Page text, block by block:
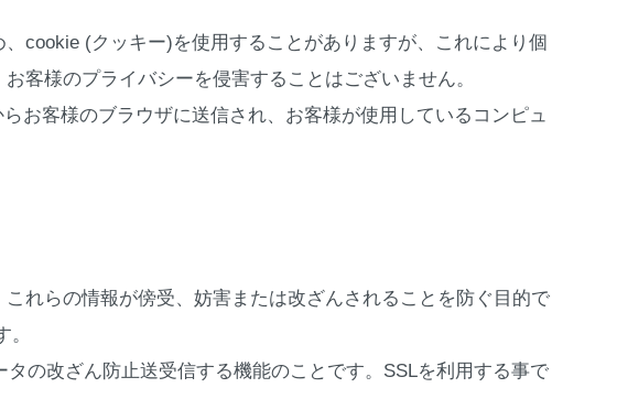
cookie (クッキー)を使用することがありますが、これにより個
客様のプライバシーを侵害することはございません。
お客様のブラウザに送信され、お客様が使用しているコンピュ
れらの情報が傍受、妨害または改ざんされることを防ぐ目的で
の改ざん防止送受信する機能のことです。SSLを利用する事で